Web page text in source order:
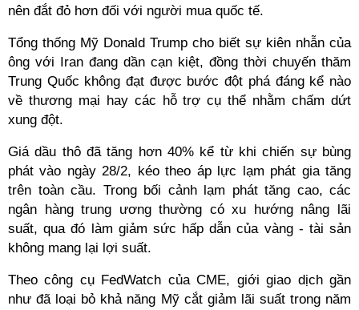
nên đắt đỏ hơn đối với người mua quốc tế.
Tổng thống Mỹ Donald Trump cho biết sự kiên nhẫn của
ông với Iran đang dần cạn kiệt, đồng thời chuyến thăm
Trung Quốc không đạt được bước đột phá đáng kể nào
về thương mại hay các hỗ trợ cụ thể nhằm chấm dứt
xung đột.
Giá dầu thô đã tăng hơn 40% kể từ khi chiến sự bùng
phát vào ngày 28/2, kéo theo áp lực lạm phát gia tăng
trên toàn cầu. Trong bối cảnh lạm phát tăng cao, các
ngân hàng trung ương thường có xu hướng nâng lãi
suất, qua đó làm giảm sức hấp dẫn của vàng - tài sản
không mang lại lợi suất.
Theo công cụ FedWatch của CME, giới giao dịch gần
như đã loại bỏ khả năng Mỹ cắt giảm lãi suất trong năm